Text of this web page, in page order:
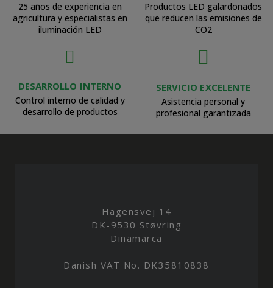
25 años de experiencia en
agricultura y especialistas en
iluminación LED
Productos LED galardonados
que reducen las emisiones de
CO2
DESARROLLO INTERNO
Control interno de calidad y
desarrollo de productos
SERVICIO EXCELENTE
Asistencia personal y
profesional garantizada
Hagensvej 14
DK-9530 Støvring
Dinamarca
Danish VAT No. DK35810838